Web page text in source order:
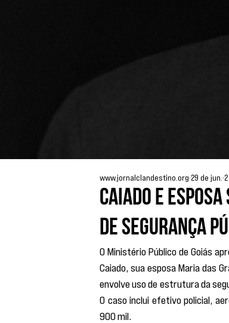
Caiado e
de segurança
www.jornalclandestino.org29 de jun.
O Ministério Público de Goiás
Caiado, sua esposa Maria das
envolve uso de estrutura da
O caso inclui efetivo policial,
900 mil.